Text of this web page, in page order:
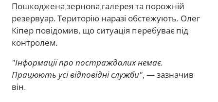
Пошкоджена зернова галерея та порожній
резервуар. Територію наразі обстежують. Олег
Кіпер повідомив, що ситуація перебуває під
контролем.
"Інформації про постраждалих немає.
Працюють усі відповідні служби", — зазначив
він.